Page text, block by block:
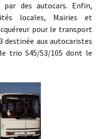
des autocars. Enfin,
locales, Mairies et
pour le transport
destinée aux autocaristes
trio S45/53/105 dont le